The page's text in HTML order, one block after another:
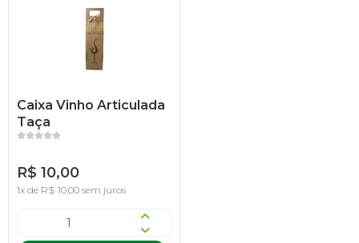
Caixa Vinho Articulada
Taça
R$ 10,00
1x de R$ 10,00 sem juros